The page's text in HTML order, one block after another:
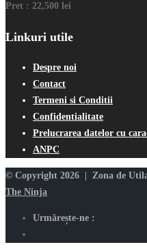
Pret : 22,500 lei
Linkuri utile
Despre noi
Contact
Termeni si Conditii
Confidentialitate
Prelucrarea datelor cu
ANPC
© Copyright 2026 | Zona de
The Ninja
Urmărește-ne :